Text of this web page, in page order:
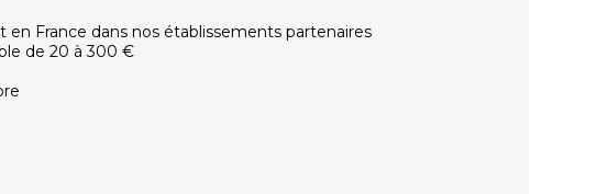
en France dans nos établissements partenaires
de 20 à 300 €